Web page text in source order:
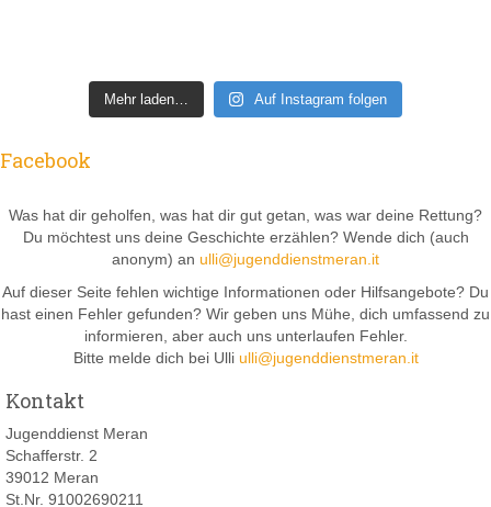
Mehr laden… Auf Instagram folgen
Facebook
Was hat dir geholfen, was hat dir gut getan, was war deine Rettung?
Du möchtest uns deine Geschichte erzählen? Wende dich (auch
anonym) an ulli@jugenddienstmeran.it
Auf dieser Seite fehlen wichtige Informationen oder Hilfsangebote? Du
hast einen Fehler gefunden? Wir geben uns Mühe, dich umfassend zu
informieren, aber auch uns unterlaufen Fehler.
Bitte melde dich bei Ulli ulli@jugenddienstmeran.it
Kontakt
Jugenddienst Meran
Schafferstr. 2
39012 Meran
St.Nr. 91002690211